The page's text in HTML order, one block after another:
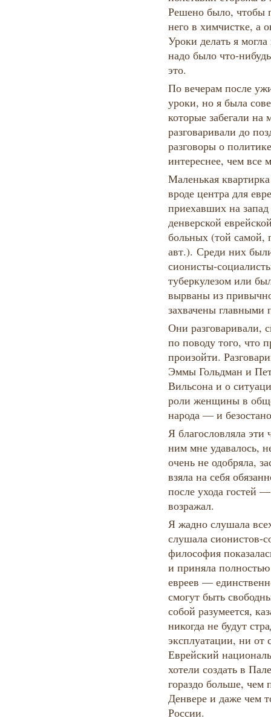
Решено было, чтобы
него в химчистке, а
Уроки делать я
надо было что-
это.
По вечерам после
уроки, но я была
которые забегали
разговаривали до
разговоры о
интереснее, чем все
Маленькая
вроде центра для
приехавших на
денверской
больных (той самой,
авт.). Среди них
сионисты-
туберкулезом или
вырваны из
захвачены главными
Они разговаривали,
по поводу того, что
произойти.
Эммы Гольдман и
Вильсона и о
роли женщины в
народа — и
Я благословляла эти
ним мне удавалось,
очень не одобряла,
взяла на себя
после ухода гостей
возражал.
Я жадно слушала
слушала сионистов-
философия
и приняла
евреев —
смогут быть
собой разумеется,
никогда не будут
эксплуатации, ни от
Еврейский
хотели создать в
гораздо больше, чем
Денвере и даже чем
России.